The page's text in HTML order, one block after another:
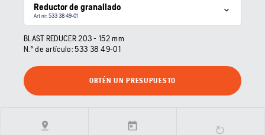
Reductor de granallado
Art nr: 533 38 49‑01
BLAST REDUCER 203 - 152 mm
N.º de artículo: 533 38 49‑01
OBTÉN UN PRESUPUESTO